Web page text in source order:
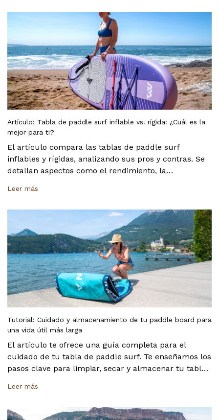
esta práctica, debido a su estabilidad y comodidad.
Artículo: Tabla de paddle surf inflable vs. rígida: ¿Cuál es la
mejor para ti?
El artículo compara las tablas de paddle surf
inflables y rígidas, analizando sus pros y contras. Se
detallan aspectos como el rendimiento, la
ayudarte a tomar una decisión informada. El objetivo
de vida y nivel de experiencia.
Leer más
Tutorial: Cuidado y almacenamiento de tu paddle board para
una vida útil más larga
El artículo te ofrece una guía completa para el
cuidado de tu tabla de paddle surf. Te enseñamos los
pasos clave para limpiar, secar y almacenar tu tabla
podrás mantenerla en perfectas condiciones y
muchas más aventuras.
Leer más